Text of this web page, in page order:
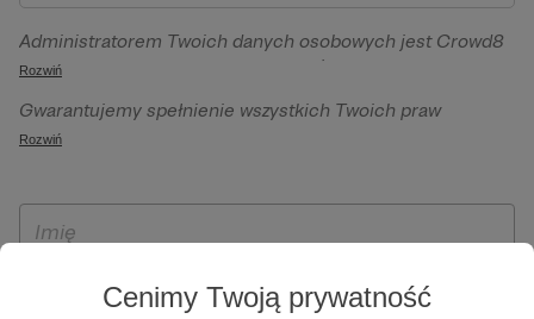
Cenimy Twoją prywatność
Administratorem Twoich danych osobowych jest Crowd8
sp. z o.o. z siedziba w Warszawie, ul. Żwirki i Wigury 16, 02-
092 Warszawa. Twoje dane osobowe będą przetwarzane w
szczególności w celu wykonania umowy zawartej z Tobą, w
Patronite.pl, w tym możliwości dokonywania oraz
otrzymywania wsparcia na naszej platformie oraz
Rozwiń
Gwarantujemy spełnienie wszystkich Twoich praw
wynikających z ogólnego rozporządzenia o ochronie
ich przenoszenia, niepodlegania zautomatyzowanemu
wyrażenia sprzeciwu wobec przetwarzania Twoich danych
osobowych. Rejestracja dla osób niepełnoletnich możliwa
Rozwiń